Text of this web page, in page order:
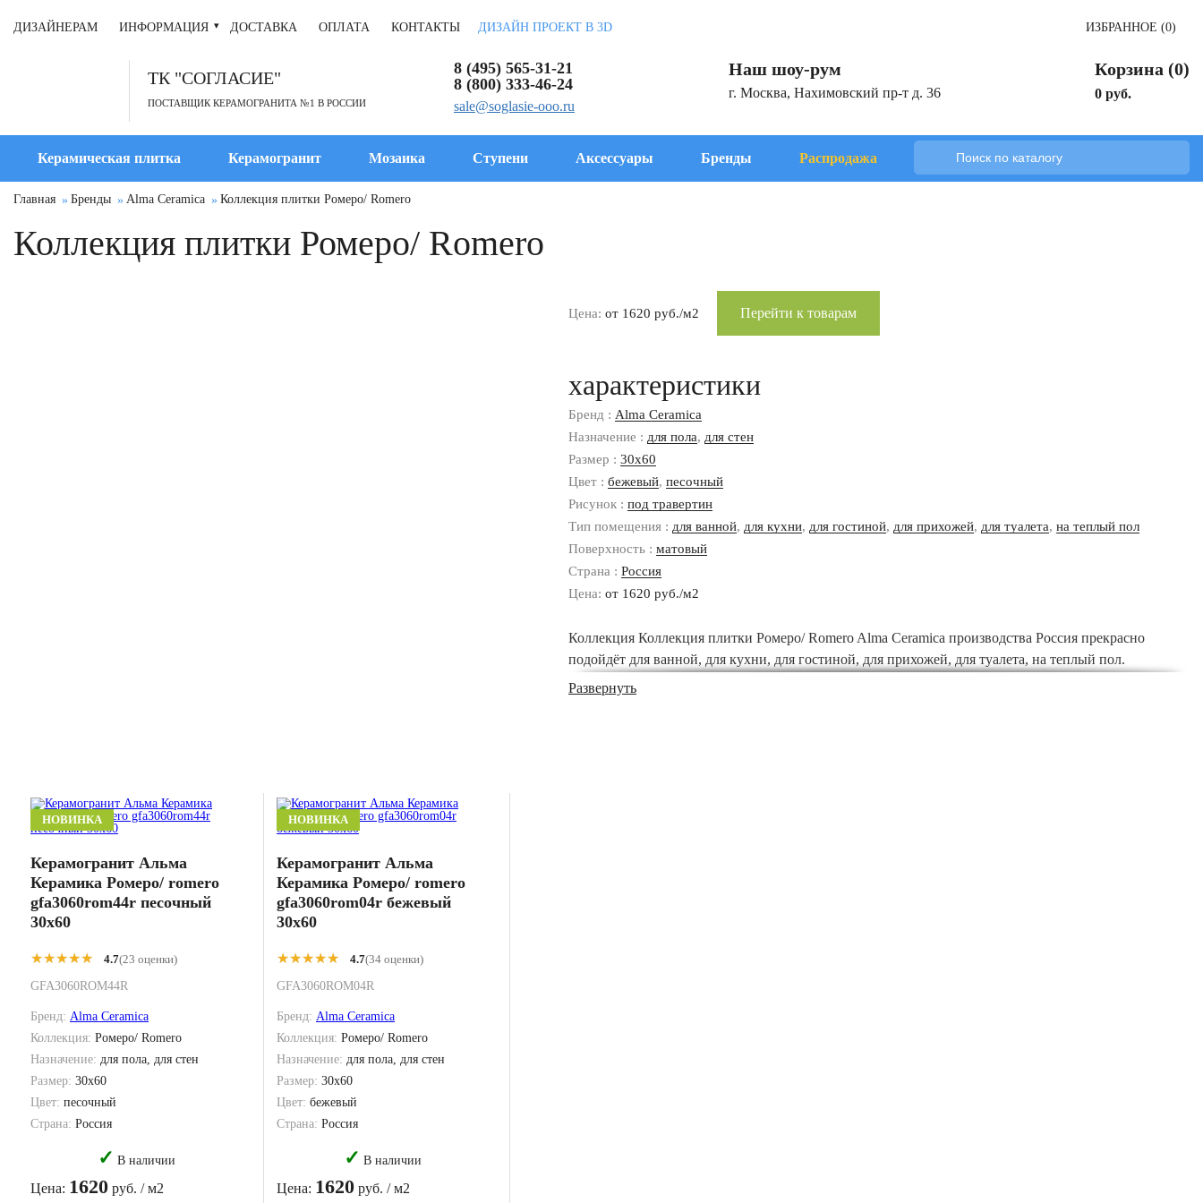
ДИЗАЙНЕРАМ ИНФОРМАЦИЯ ДОСТАВКА ОПЛАТА КОНТАКТЫ ДИЗАЙН ПРОЕКТ В 3D ИЗБРАННОЕ (0)
ТК "СОГЛАСИЕ"
ПОСТАВЩИК КЕРАМОГРАНИТА №1 В РОССИИ
8 (495) 565-31-21
8 (800) 333-46-24
sale@soglasie-ooo.ru
Наш шоу-рум
г. Москва, Нахимовский пр-т д. 36
Корзина (0)
0 руб.
Керамическая плитка Керамогранит Мозаика Ступени Аксессуары Бренды Распродажа
Главная Бренды Alma Ceramica Коллекция плитки Ромеро/ Romero
Коллекция плитки Ромеро/ Romero
Цена: от 1620 руб./м2 Перейти к товарам
характеристики
Бренд : Alma Ceramica
Назначение : для пола, для стен
Размер : 30x60
Цвет : бежевый, песочный
Рисунок : под травертин
Тип помещения : для ванной, для кухни, для гостиной, для прихожей, для туалета, на теплый пол
Поверхность : матовый
Страна : Россия
Цена: от 1620 руб./м2
Коллекция Коллекция плитки Ромеро/ Romero Alma Ceramica производства Россия прекрасно
подойдёт для ванной, для кухни, для гостиной, для прихожей, для туалета, на теплый пол.
Элементы коллекции имеют размеры 30x60, и расцветку под травертин, что позволяет использовать
Развернуть
НОВИНКА
Керамогранит Альма
Керамика Ромеро/ romero
gfa3060rom44r песочный
30x60
★★★★★
★★★★★ 4.7(23 оценки)
GFA3060ROM44R
Бренд: Alma Ceramica
Коллекция: Ромеро/ Romero
Назначение: для пола, для стен
Размер: 30x60
Цвет: песочный
Страна: Россия
✓ В наличии
Цена: 1620 руб. / м2
НОВИНКА
Керамогранит Альма
Керамика Ромеро/ romero
gfa3060rom04r бежевый
30x60
★★★★★
★★★★★ 4.7(34 оценки)
GFA3060ROM04R
Бренд: Alma Ceramica
Коллекция: Ромеро/ Romero
Назначение: для пола, для стен
Размер: 30x60
Цвет: бежевый
Страна: Россия
✓ В наличии
Цена: 1620 руб. / м2